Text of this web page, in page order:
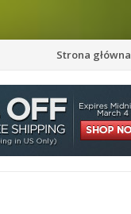
Przejdź
do
treści
Strona główna